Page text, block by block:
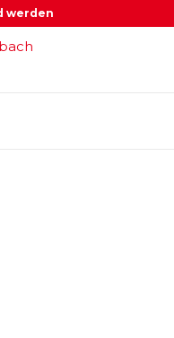
werden